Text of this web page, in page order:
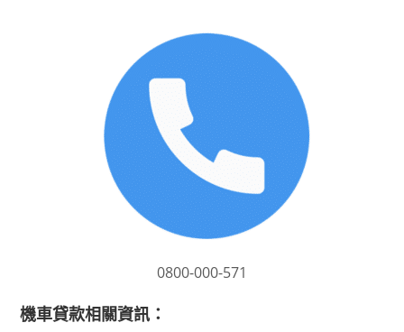
0800-000-571
機車貸款相關資訊：